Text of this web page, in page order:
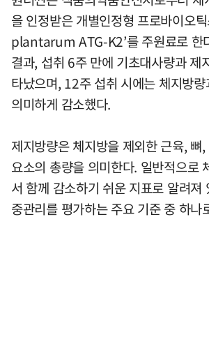
을 인정받은 개별인정형 프로바이오
plantarum ATG-K2’를 주원료로 한
결과, 섭취 6주 만에 기초대사량과 제
타났으며, 12주 섭취 시에는 체지방
의미하게 감소했다.
제지방량은 체지방을 제외한 근육, 뼈
요소의 총량을 의미한다. 일반적으로
서 함께 감소하기 쉬운 지표로 알려져
중관리를 평가하는 주요 기준 중 하나